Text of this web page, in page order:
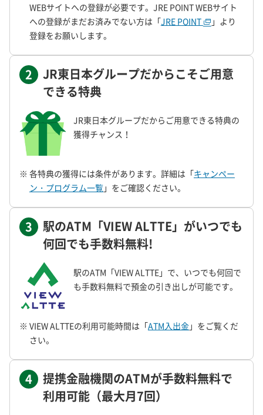
WEBサイトへの登録が必要です。JRE POINT WEBサイト
への登録がまだお済みでない方は「JRE POINT
」より
登録をお願いします。
2
JR東日本グループだからこそご用意
できる特典
JR東日本グループだからご用意できる特典の
獲得チャンス！
※ 各特典の獲得には条件があります。詳細は「キャンペー
ン・プログラム一覧」をご確認ください。
3
駅のATM「VIEW ALTTE」がいつでも
何回でも手数料無料!
駅のATM「VIEW ALTTE」で、いつでも何回で
も手数料無料で預金の引き出しが可能です。
※ VIEW ALTTEの利用可能時間は「ATM入出金」をご覧くだ
さい。
4
提携金融機関のATMが手数料無料で
利用可能（最大月7回）